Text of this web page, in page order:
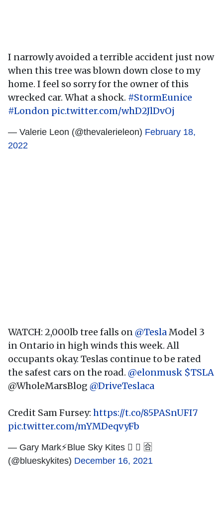
I narrowly avoided a terrible accident just now
when this tree was blown down close to my
home. I feel so sorry for the owner of this
wrecked car. What a shock. #StormEunice
#London pic.twitter.com/whD2JlDvOj
— Valerie Leon (@thevalerieleon) February 18,
2022
WATCH: 2,000lb tree falls on@TeslaModel 3
in Ontario in high winds this week. All
occupants okay. Teslas continue to be rated
the safest cars on the road. @elonmusk $TSLA
@WholeMarsBlog @DriveTeslaca
Credit Sam Fursey: https://t.co/85PASnUFI7
pic.twitter.com/mYMDeqvyFb
— Gary Mark⚡️Blue Sky Kites  𝕏 🈴
(@blueskykites) December 16, 2021